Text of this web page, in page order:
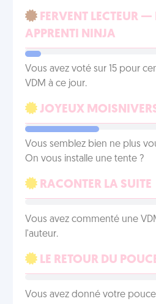
FERVENT LECTEUR
APPRENTI NINJA
Vous avez voté sur 15 pour
VDM à ce jour.
JOYEUX
Vous semblez bien ne plus
On vous installe une tente ?
RACONTER LA SUITE
Vous avez commenté une
l'auteur.
LE RETOUR DU
Vous avez donné votre